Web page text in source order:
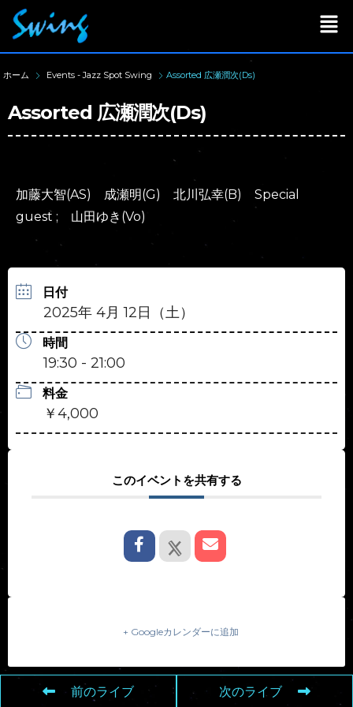
ホーム Events - Jazz Spot Swing Assorted 広瀬潤次(Ds)
Assorted 広瀬潤次(Ds)
加藤大智(AS) 成瀬明(G) 北川弘幸(B) Special
guest ; 山田ゆき(Vo)
日付
2025年 4月 12日（土）
時間
19:30 - 21:00
料金
￥4,000
このイベントを共有する
+ Googleカレンダーに追加
前のライブ 次のライブ